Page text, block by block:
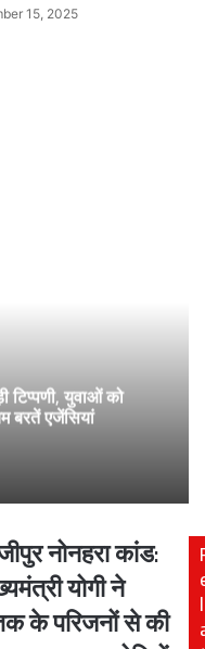
15, 2025
टिप्पणी, युवाओं को
बरतें एजेंसियां
नोनहरा कांड:
योगी ने
के परिजनों से की l